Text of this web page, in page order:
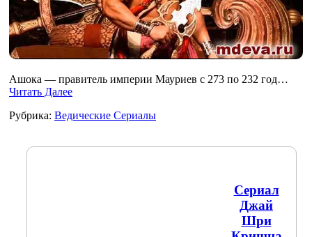
Ашока — правитель империи Мауриев с 273 по 232 год…
Читать Далее
Рубрика: Ведические Сериалы
Сериал
Джай
Шри